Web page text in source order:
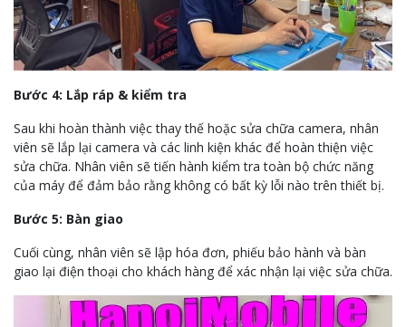
Bước 4: Lắp ráp & kiểm tra
Sau khi hoàn thành việc thay thế hoặc sửa chữa camera, nhân
viên sẽ lắp lại camera và các linh kiện khác để hoàn thiện việc
sửa chữa. Nhân viên sẽ tiến hành kiểm tra toàn bộ chức năng
của máy để đảm bảo rằng không có bất kỳ lỗi nào trên thiết bị.
Bước 5: Bàn giao
Cuối cùng, nhân viên sẽ lập hóa đơn, phiếu bảo hành và bàn
giao lại điện thoại cho khách hàng để xác nhận lại việc sửa chữa.